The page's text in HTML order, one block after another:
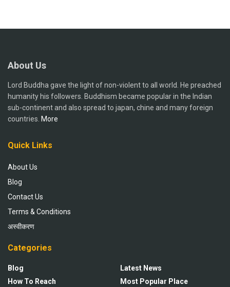
About Us
Lord Buddha gave the light of non-violent to all world. He preached
humanity his followers. Buddhism became popular in the Indian
sub-continent and also spread to japan, chine and many foreign
countries. More
Quick Links
About Us
Blog
Contact Us
Terms & Conditions
अस्वीकरण
Categories
Blog
How To Reach
Latest News
Most Popular Place